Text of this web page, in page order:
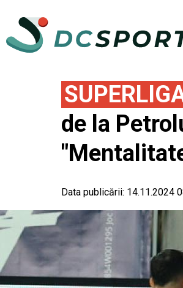
de la
Data publicării: 14.11.2024